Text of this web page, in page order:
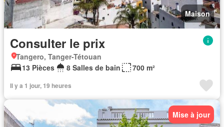
Maison
Consulter le prix
Tangero, Tanger-Tétouan
13 Pièces
8 Salles de bain 700 m²
Il y a 1 jour, 19 heures
Mise à jour